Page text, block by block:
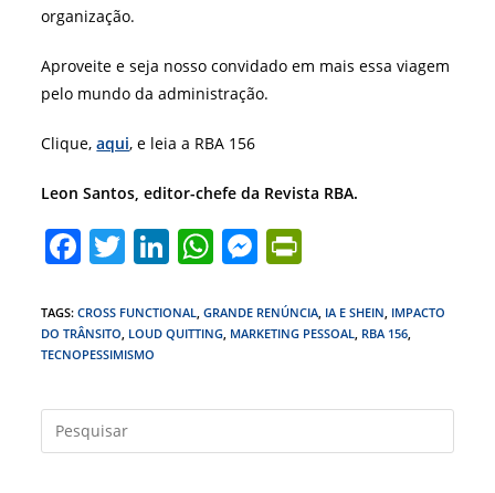
organização.
Aproveite e seja nosso convidado em mais essa viagem
pelo mundo da administração.
Clique,aqui, e leia a RBA 156
Leon Santos, editor-chefe da Revista RBA.
F
c
e
o
o
T
itt
er
Li
k
e
n
W
at
s
p
p
M
ss
e
g
er
tF
ri
n
dl
TAGS:CROSS FUNCTIONAL GRANDE RENÚNCIA IA E SHEIN IMPACTO
DO TRÂNSITO LOUD QUITTING MARKETING PESSOAL RBA 156
TECNOPESSIMISMO
a